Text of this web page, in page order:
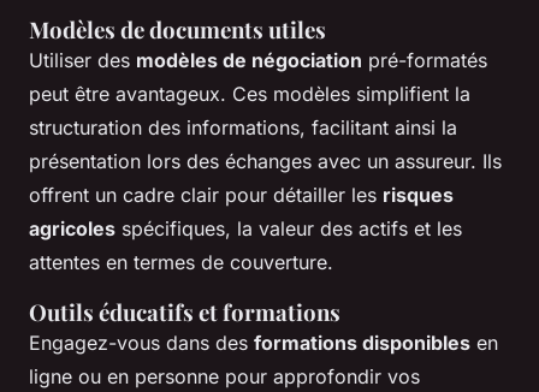
Modèles de documents utiles
Utiliser des modèles de négociation pré-formatés
peut être avantageux. Ces modèles simplifient la
structuration des informations, facilitant ainsi la
présentation lors des échanges avec un assureur. Ils
offrent un cadre clair pour détailler les risques
agricoles spécifiques, la valeur des actifs et les
attentes en termes de couverture.
Outils éducatifs et formations
Engagez-vous dans des formations disponibles en
ligne ou en personne pour approfondir vos